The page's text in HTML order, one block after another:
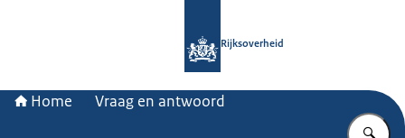
Rijksoverheid
Home Vraag en antwoord